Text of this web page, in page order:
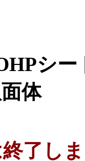
シー
体
了し